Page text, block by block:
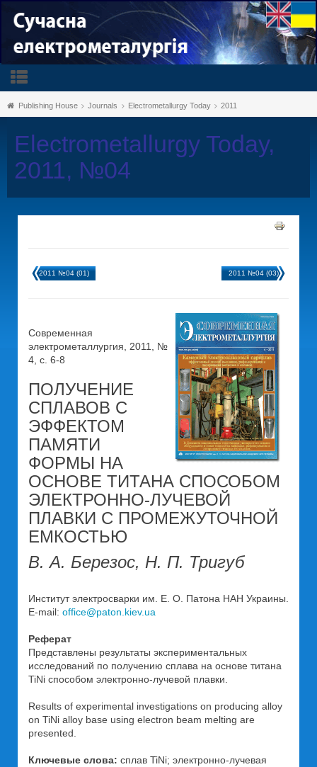
Publishing House Journals Electrometallurgy Today 2011
Electrometallurgy Today,
2011, №04
2011 №04 (01) 2011 №04 (03)
Современная
электрометаллургия, 2011, №
4, c. 6-8
ПОЛУЧЕНИЕ
СПЛАВОВ С
ЭФФЕКТОМ
ПАМЯТИ
ФОРМЫ НА
ОСНОВЕ ТИТАНА СПОСОБОМ
ЭЛЕКТРОННО-ЛУЧЕВОЙ
ПЛАВКИ С ПРОМЕЖУТОЧНОЙ
ЕМКОСТЬЮ
В. А. Березос, Н. П. Тригуб
Инcтитут электросварки им. Е. О. Патона НАН Украины.
E-mail: office@paton.kiev.ua
Реферат
Представлены результаты экспериментальных
исследований по получению сплава на основе титана
TiNi способом электронно-лучевой плавки.
Results of experimental investigations on producing alloy
on TiNi alloy base using electron beam melting are
presented.
Ключевые слова: сплав TiNi; электронно-лучевая